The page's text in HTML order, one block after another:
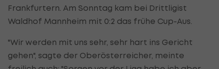
Frankfurtern. Am Sonntag kam bei Drittligist
Waldhof Mannheim mit 0:2 das frühe Cup-Aus.
"Wir werden mit uns sehr, sehr hart ins Gericht
gehen", sagte der Oberösterreicher, meinte